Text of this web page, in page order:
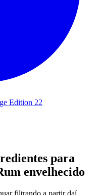
Edition 22
para
envelhecido
filtrando a partir daí.